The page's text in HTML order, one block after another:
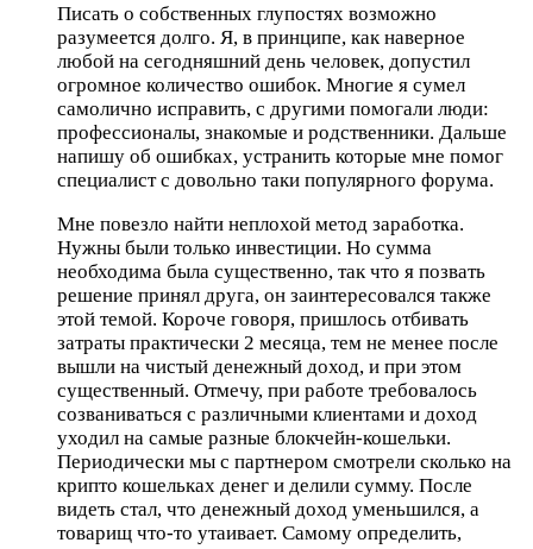
Писать о собственных глупостях возможно
разумеется долго. Я, в принципе, как наверное
любой на сегодняшний день человек, допустил
огромное количество ошибок. Многие я сумел
самолично исправить, с другими помогали люди:
профессионалы, знакомые и родственники. Дальше
напишу об ошибках, устранить которые мне помог
специалист с довольно таки популярного форума.
Мне повезло найти неплохой метод заработка.
Нужны были только инвестиции. Но сумма
необходима была существенно, так что я позвать
решение принял друга, он заинтересовался также
этой темой. Короче говоря, пришлось отбивать
затраты практически 2 месяца, тем не менее после
вышли на чистый денежный доход, и при этом
существенный. Отмечу, при работе требовалось
созваниваться с различными клиентами и доход
уходил на самые разные блокчейн-кошельки.
Периодически мы с партнером смотрели сколько на
крипто кошельках денег и делили сумму. После
видеть стал, что денежный доход уменьшился, а
товарищ что-то утаивает. Самому определить,